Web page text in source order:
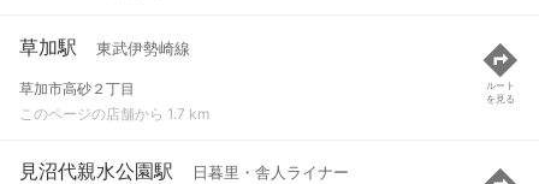
草加駅 東武伊勢崎線
草加市高砂２丁目
このページの店舗から 1.7 km
ルート
を見る
見沼代親水公園駅 日暮里・舎人ライナー